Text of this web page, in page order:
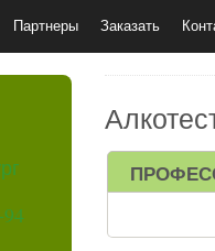
Партнеры Заказать